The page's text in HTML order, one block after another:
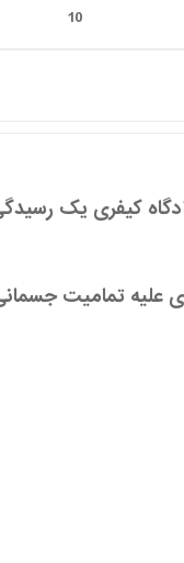
10
کیفری یک
تمامیت